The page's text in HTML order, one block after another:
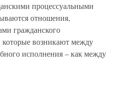
процессуальными
отношения,
гражданского
которые возникают между
исполнения – как между